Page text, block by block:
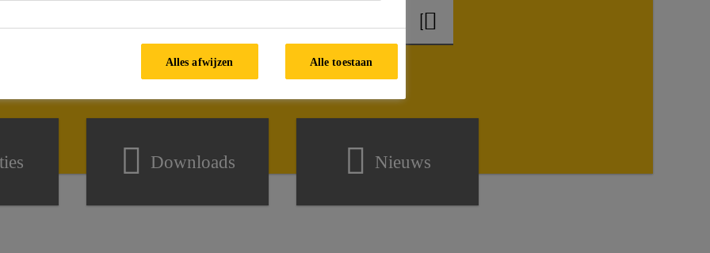
Downloads Nieuws
Alles afwijzen Alle toestaan